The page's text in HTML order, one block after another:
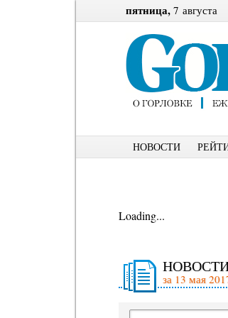
пятница, 7 августа
НОВОСТИ
Loading...
за 13 мая